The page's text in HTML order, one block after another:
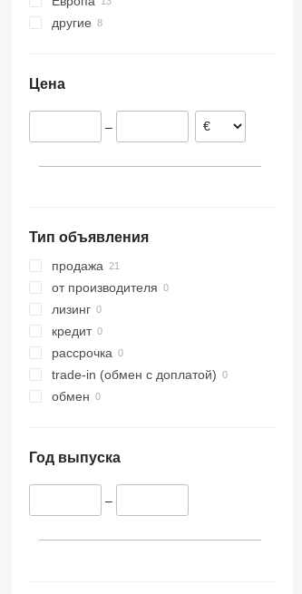
Германия
Болгария
Австрия
другие
Цена
–
Тип объявления
продажа
от производителя
лизинг
кредит
рассрочка
trade-in (обмен с доплатой)
обмен
Год выпуска
–